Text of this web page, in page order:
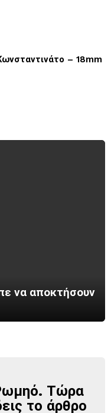
– 18mm
να αποκτήσουν
Τώρα
το άρθρο